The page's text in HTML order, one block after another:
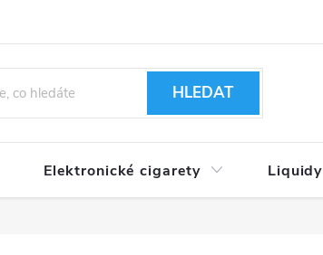
HLEDAT
Elektronické cigarety Liquidy